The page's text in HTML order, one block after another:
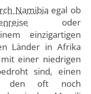
Namibia egal ob
oder
einzigartigen
Länder in Afrika
einer niedrigen
sind, einen
den oft noch